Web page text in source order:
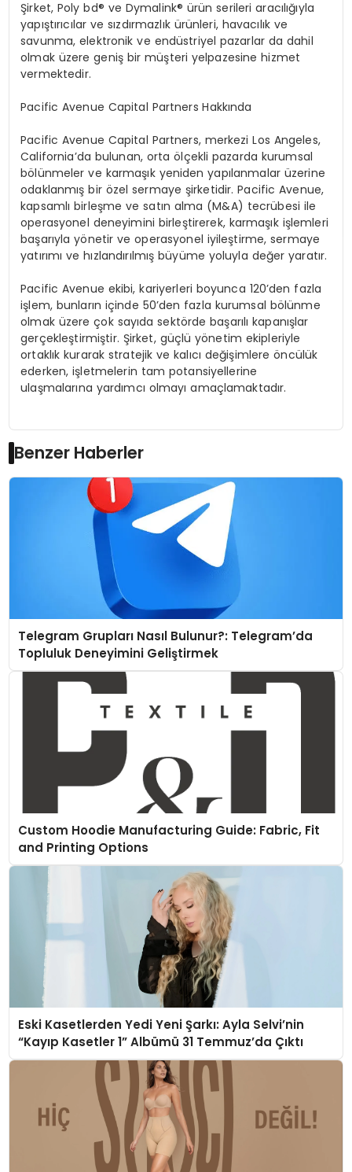
Şirket, Poly bd® ve Dymalink® ürün serileri aracılığıyla
yapıştırıcılar ve sızdırmazlık ürünleri, havacılık ve
savunma, elektronik ve endüstriyel pazarlar da dahil
olmak üzere geniş bir müşteri yelpazesine hizmet
vermektedir.
Pacific Avenue Capital Partners Hakkında
Pacific Avenue Capital Partners, merkezi Los Angeles,
California’da bulunan, ortaölçekli pazarda kurumsal
bölünmeler ve karmaşık yeniden yapılanmalar üzerine
odaklanmış bir özel sermaye şirketidir. Pacific Avenue,
kapsamlı birleşme ve satın alma (M&A) tecrübesi ile
operasyonel deneyimini birleştirerek, karmaşık işlemleri
başarıyla yönetir ve operasyonel iyileştirme, sermaye
yatırımıve hızlandırılmış büyüme yoluyla değer yaratır.
Pacific Avenue ekibi, kariyerleri boyunca 120’den fazla
işlem, bunların içinde 50’den fazla kurumsal bölünme
olmak üzere çok sayıda sektörde başarılı kapanışlar
gerçekleştirmiştir. Şirket, güçlü yönetim ekipleriyle
ortaklık kurarak stratejik ve kalıcı değişimlereöncülük
ederken, işletmelerin tam potansiyellerine
ulaşmalarına yardımcı olmayı amaçlamaktadır.
Benzer Haberler
Telegram Grupları Nasıl Bulunur?: Telegram’da
Topluluk Deneyimini Geliştirmek
Custom Hoodie Manufacturing Guide: Fabric, Fit
and Printing Options
Eski Kasetlerden Yedi Yeni Şarkı: Ayla Selvi’nin
“Kayıp Kasetler 1” Albümü 31 Temmuz’da Çıktı